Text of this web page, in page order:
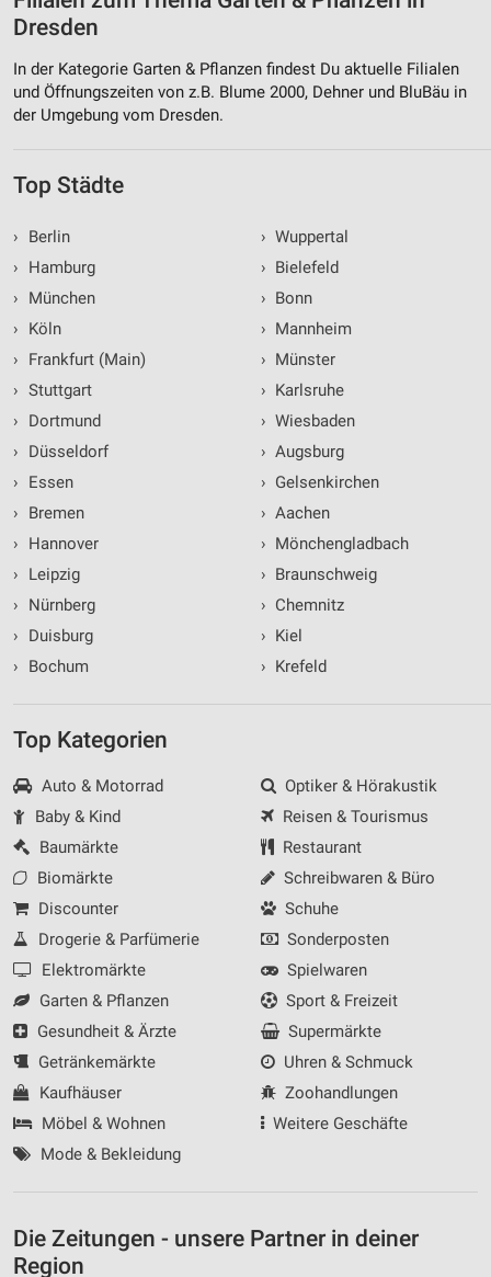
Dresden
In der Kategorie Garten & Pflanzen findest Du aktuelle Filialen
und Öffnungszeiten von z.B. Blume 2000, Dehner und BluBäu in
der Umgebung vom Dresden.
Top Städte
›
Berlin
›
Hamburg
›
München
›
Köln
›
Frankfurt (Main)
› Stuttgart
›
Dortmund
›
Düsseldorf
›
Essen
›
Bremen
›
Hannover
›
Leipzig
›
Nürnberg
›
Duisburg
›
Bochum
› Wuppertal
› Bielefeld
› Bonn
› Mannheim
› Münster
› Karlsruhe
› Wiesbaden
› Augsburg
› Gelsenkirchen
› Aachen
› Mönchengladbach
› Braunschweig
› Chemnitz
› Kiel
› Krefeld
Top Kategorien
Auto & Motorrad
Baby & Kind
Baumärkte
Biomärkte
Discounter
Drogerie & Parfümerie
Elektromärkte
Garten & Pflanzen
Gesundheit & Ärzte
Getränkemärkte
Kaufhäuser
Möbel & Wohnen
Mode & Bekleidung
Optiker & Hörakustik
Reisen & Tourismus
Restaurant
Schreibwaren & Büro
Schuhe
Sonderposten
Spielwaren
Sport & Freizeit
Supermärkte
Uhren & Schmuck
Zoohandlungen
Weitere Geschäfte
Die Zeitungen - unsere Partner in deiner
Region
Funktional
Werbung